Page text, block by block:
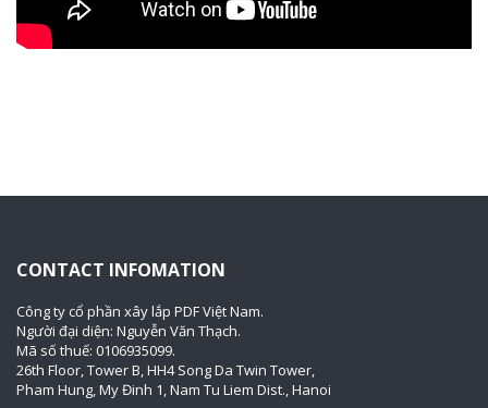
CONTACT INFOMATION
Công ty cổ phần xây lắp PDF Việt Nam.
Người đại diện: Nguyễn Văn Thạch.
Mã số thuế: 0106935099.
26th Floor, Tower B, HH4 Song Da Twin Tower,
Pham Hung, My Đinh 1, Nam Tu Liem Dist., Hanoi